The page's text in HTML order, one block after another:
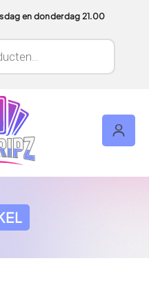
en donderdag 21.00